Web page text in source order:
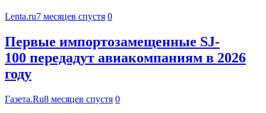
Lenta.ru7 месяцев спустя 0
Первые импортозамещенные SJ-
100 передадут авиакомпаниям в 2026
году
Газета.Ru8 месяцев спустя 0